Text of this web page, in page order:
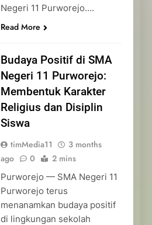
Negeri 11 Purworejo….
Read More
Budaya Positif di SMA
Negeri 11 Purworejo:
Membentuk Karakter
Religius dan Disiplin
Siswa
timMedia11
3 months
ago
0 2 mins
Purworejo — SMA Negeri 11
Purworejo terus
menanamkan budaya positif
di lingkungan sekolah